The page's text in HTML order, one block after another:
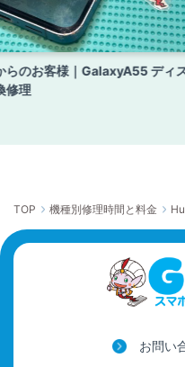
らのお客様｜GalaxyA55 ディ
修理
TOP 機種別修理時間と料金
お問い